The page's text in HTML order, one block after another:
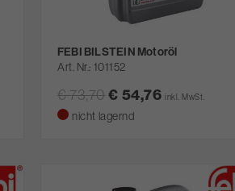
FEBI BILSTEIN Motoröl
Art. Nr. 101152
€ 73,70€ 54,76 inkl. MwSt.
nicht lagernd